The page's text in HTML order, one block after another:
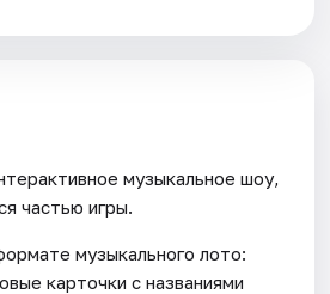
музыкальное шоу,
частью игры.
музыкального лото:
карточки с названиями